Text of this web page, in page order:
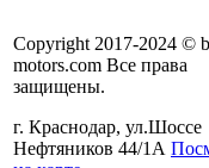
Copyright 2017-2024 ©
motors.com Все права
защищены.
г. Краснодар, ул.Шоссе
Нефтяников 44/1А